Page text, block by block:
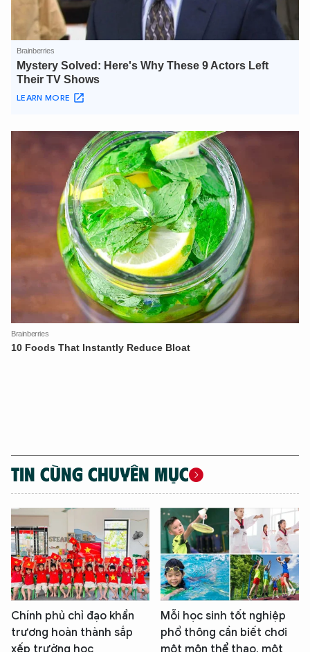
TIN CÙNG CHUYÊN MỤC
Chính phủ chỉ đạo khẩn
trương hoàn thành sắp
xếp trường học
Mỗi học sinh tốt nghiệp
phổ thông cần biết chơi
một môn thể thao, một